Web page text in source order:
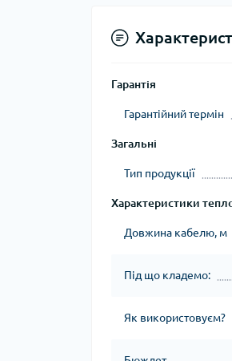
Гарантія
Гарантійний термін
Загальні
Тип продукції
Характеристики
Довжина кабелю, м
Під що кладемо:
Як використовуєм?